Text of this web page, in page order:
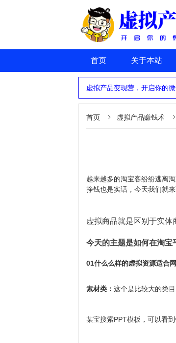
首页 关于本站
虚拟产品变现营，开启你的微
首页  虚拟产品赚钱术 
越来越多的淘宝客纷纷逃离
挣钱也是实话，今天我们就
虚拟商品就是区别于实体
今天的主题是如何在淘宝
01什么么样的虚拟资源适合
素材类： 这个是比较大的类
某宝搜索PPT模板，可以看